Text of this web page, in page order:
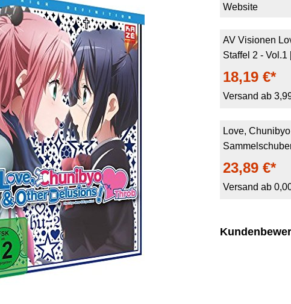
Website
AV Visionen
Staffel 2 -
18,19 €*
Versand ab
Love,
23,89 €*
Versand ab